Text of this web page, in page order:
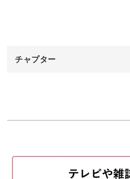
チャプター
ガイドラインシートを作る